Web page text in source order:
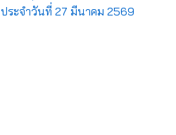
ประจำวันที่ 27 มีนาคม 2569